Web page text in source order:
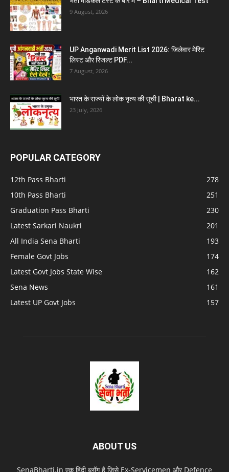
9 August, 2026
UP Anganwadi Merit List 2026: जिलेवार मेरिट
लिस्ट और रिजल्ट PDF...
7 August, 2026
भारत के राज्यों के लोक नृत्य की सूची | Bharat ke...
23 July, 2026
POPULAR CATEGORY
12th Pass Bharti
278
10th Pass Bharti
251
Graduation Pass Bharti
230
Latest Sarkari Naukri
201
All India Sena Bharti
193
Female Govt Jobs
174
Latest Govt Jobs State Wise
162
Sena News
161
Latest UP Govt Jobs
157
ABOUT US
SenaBharti.in एक हिंदी ब्लॉग है जिसे Ex‑Servicemen और Defence